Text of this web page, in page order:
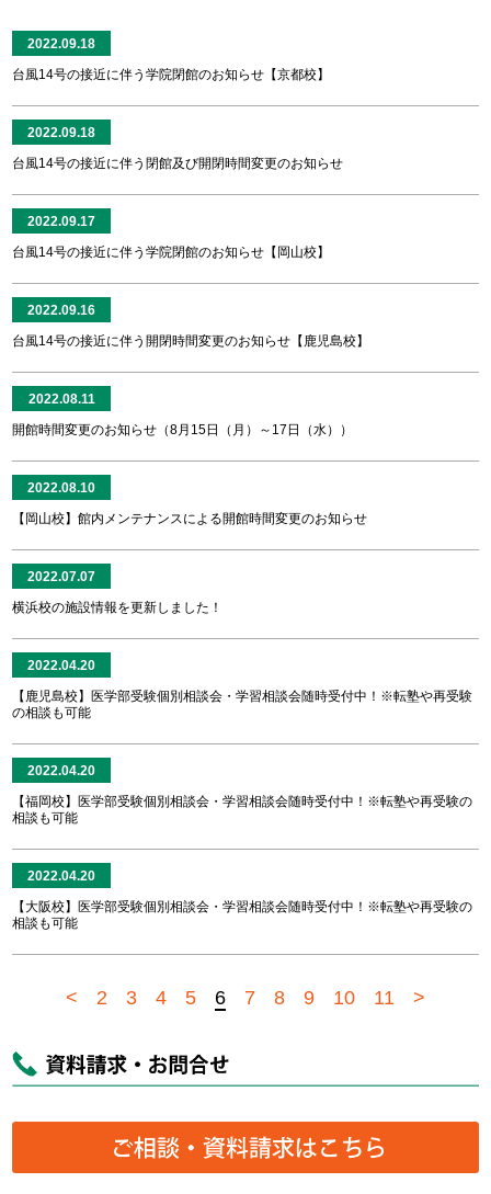
2022.09.18
台風14号の接近に伴う学院閉館のお知らせ【京都校】
2022.09.18
台風14号の接近に伴う閉館及び開閉時間変更のお知らせ
2022.09.17
台風14号の接近に伴う学院閉館のお知らせ【岡山校】
2022.09.16
台風14号の接近に伴う開閉時間変更のお知らせ【鹿児島校】
2022.08.11
開館時間変更のお知らせ（8月15日（月）～17日（水））
2022.08.10
【岡山校】館内メンテナンスによる開館時間変更のお知らせ
2022.07.07
横浜校の施設情報を更新しました！
2022.04.20
【鹿児島校】医学部受験個別相談会・学習相談会随時受付中！※転塾や再受験
の相談も可能
2022.04.20
【福岡校】医学部受験個別相談会・学習相談会随時受付中！※転塾や再受験の
相談も可能
2022.04.20
【大阪校】医学部受験個別相談会・学習相談会随時受付中！※転塾や再受験の
相談も可能
< 2 3 4 5 6 7 8 9 10 11 >